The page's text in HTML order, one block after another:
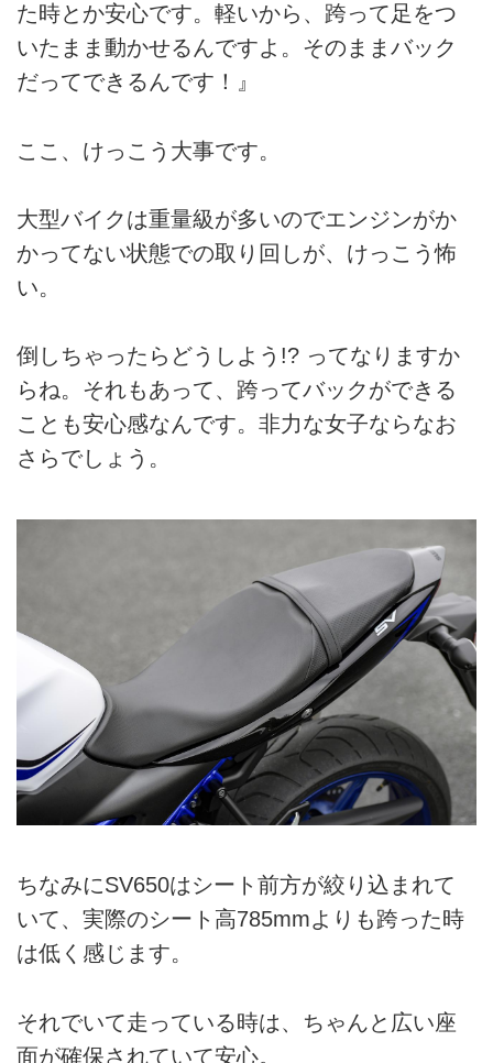
た時とか安心です。軽いから、跨って足をつ
いたまま動かせるんですよ。そのままバック
だってできるんです！』
ここ、けっこう大事です。
大型バイクは重量級が多いのでエンジンがか
かってない状態での取り回しが、けっこう怖
い。
倒しちゃったらどうしよう!? ってなりますか
らね。それもあって、跨ってバックができる
ことも安心感なんです。非力な女子ならなお
さらでしょう。
ちなみにSV650はシート前方が絞り込まれて
いて、実際のシート高785mmよりも跨った時
は低く感じます。
それでいて走っている時は、ちゃんと広い座
面が確保されていて安心。